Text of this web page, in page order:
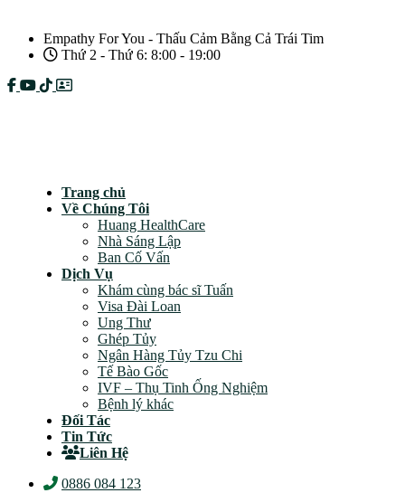
Empathy For You - Thấu Cảm Bằng Cả Trái Tim
Thứ 2 - Thứ 6: 8:00 - 19:00
Trang chủ
Về Chúng Tôi
Huang HealthCare
Nhà Sáng Lập
Ban Cố Vấn
Dịch Vụ
Khám cùng bác sĩ Tuấn
Visa Đài Loan
Ung Thư
Ghép Tủy
Ngân Hàng Tủy Tzu Chi
Tế Bào Gốc
IVF – Thụ Tinh Ống Nghiệm
Bệnh lý khác
Đối Tác
Tin Tức
Liên Hệ
0886 084 123